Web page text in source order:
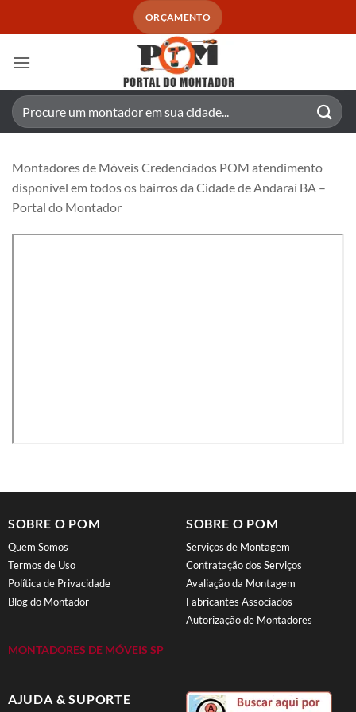
ORÇAMENTO
Pesquisar
por:
Montadores de Móveis Credenciados POM atendimento
disponível em todos os bairros da Cidade de Andaraí BA –
Portal do Montador
SOBRE O POM
Quem Somos
Termos de Uso
Política de Privacidade
Blog do Montador
MONTADORES DE MÓVEIS SP
SOBRE O POM
Serviços de Montagem
Contratação dos Serviços
Avaliação da Montagem
Fabricantes Associados
Autorização de Montadores
AJUDA & SUPORTE